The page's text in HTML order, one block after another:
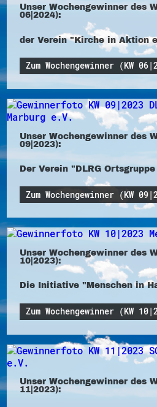
Unser Wochengewinner des
06|2024):
der Verein "Kirche in Aktion
Zum Wochengewinner (KW
Unser Wochengewinner des
09|2023):
Der Verein "DLRG
Zum Wochengewinner (KW
Unser Wochengewinner des
10|2023):
Die Initiative "Menschen in
Zum Wochengewinner (KW
Unser Wochengewinner des
11|2023):